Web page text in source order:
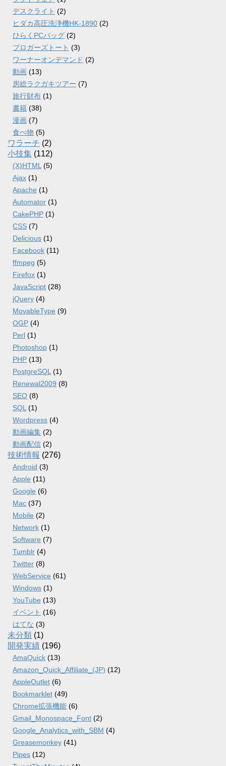
デスクライト (2)
ヒダカ高圧洗浄機HK-1890 (2)
ひらくPCバッグ (2)
ブロガーズトート (3)
ワーナーオンデマンド (2)
動画 (13)
房総ラクガキツアー (7)
旅行財布 (1)
書籍 (38)
漫画 (7)
食べ物 (5)
ワラーチ (2)
小技集 (112)
(X)HTML (5)
Ajax (1)
Apache (1)
Automator (1)
CakePHP (1)
CSS (7)
Delicious (1)
Facebook (11)
ffmpeg (5)
Firefox (1)
JavaScript (28)
jQuery (4)
MovableType (9)
OGP (4)
Perl (1)
Photoshop (1)
PHP (13)
PostgreSQL (1)
Renewal2009 (8)
SEO (8)
SQL (1)
Wordpress (4)
動画編集 (2)
動画配信 (2)
技術情報 (276)
Android (3)
Apple (11)
Google (6)
Mac (37)
Mobile (2)
Network (1)
Software (7)
Tumblr (4)
Twitter (8)
WebService (61)
Windows (1)
YouTube (13)
イベント (16)
はてな (3)
未分類 (1)
開発実績 (196)
AmaQuick (13)
Amazon_Quick_Affiliate_(JP) (12)
AppleOutlet (6)
Bookmarklet (49)
Chrome拡張機能 (6)
Gmail_Monospace_Font (2)
Google_Analytics_with_SBM (4)
Greasemonkey (41)
Pipes (12)